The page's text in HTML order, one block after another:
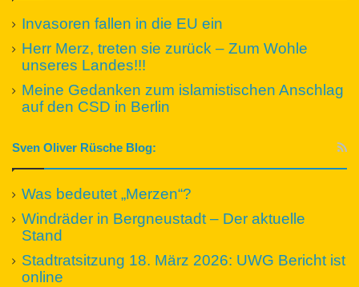
Invasoren fallen in die EU ein
Herr Merz, treten sie zurück – Zum Wohle
unseres Landes!!!
Meine Gedanken zum islamistischen Anschlag
auf den CSD in Berlin
Sven Oliver Rüsche Blog:
Was bedeutet „Merzen“?
Windräder in Bergneustadt – Der aktuelle
Stand
Stadtratsitzung 18. März 2026: UWG Bericht ist
online